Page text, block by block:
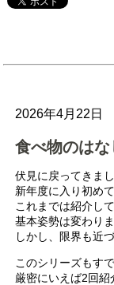
2026年4月22日
食べ物のは
伏見に戻ってきまし
新年度に入り初め
これまでは紹介し
基本姿勢は変わりま
しかし、限界も近
このシリーズもす
厳密にいえば2回